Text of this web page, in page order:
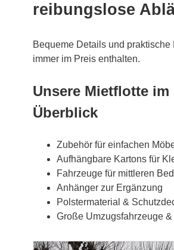
reibungslose
Bequeme Details und praktische
immer im Preis enthalten.
Unsere Mietflotte im
Überblick
Zubehör für einfachen
Aufhängbare Kartons für
Fahrzeuge für mittleren
Anhänger zur Ergänzung
Polstermaterial &
Große Umzugsfahrzeuge